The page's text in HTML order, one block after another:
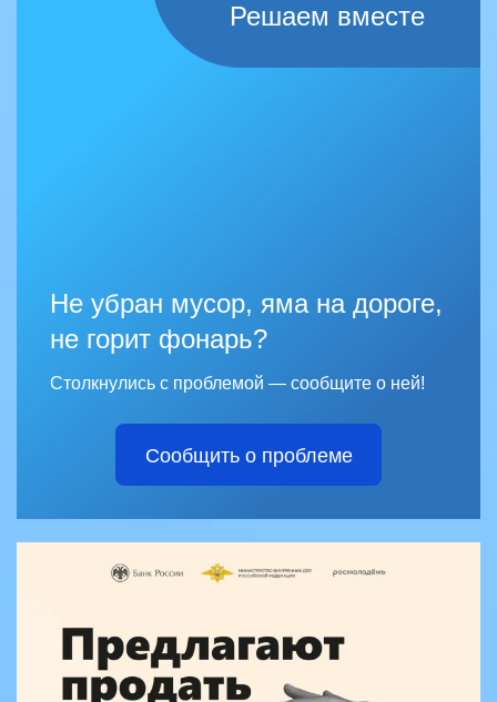
Решаем вместе
Не убран мусор, яма на дороге,
не горит фонарь?
Столкнулись с проблемой — сообщите о ней!
Сообщить о проблеме